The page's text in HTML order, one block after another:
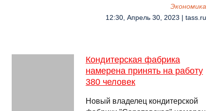
Экономика
12:30, Апрель 30, 2023 | tass.ru
Кондитерская фабрика
намерена принять на работу
380 человек
Новый владелец кондитерской